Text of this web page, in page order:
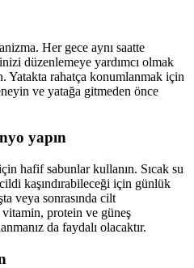
Her gece aynı saatte
düzenlemeye yardımcı olmak
Yatakta rahatça konumlanmak için
ve yatağa gitmeden önce
yapın
hafif sabunlar kullanın. Sıcak su
cildi kaşındırabileceği için günlük
veya sonrasında cilt
protein ve güneş
da faydalı olacaktır.